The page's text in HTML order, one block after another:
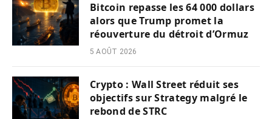
Bitcoin repasse les 64 000 dollars
alors que Trump promet la
réouverture du détroit d’Ormuz
5 AOÛT 2026
Crypto : Wall Street réduit ses
objectifs sur Strategy malgré le
rebond de STRC